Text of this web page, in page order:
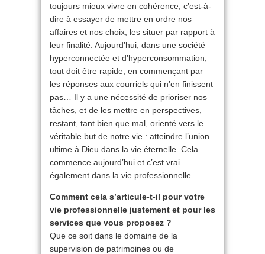
toujours mieux vivre en cohérence, c’est-à-
dire à essayer de mettre en ordre nos
affaires et nos choix, les situer par rapport à
leur finalité. Aujourd’hui, dans une société
hyperconnectée et d’hyperconsommation,
tout doit être rapide, en commençant par
les réponses aux courriels qui n’en finissent
pas… Il y a une nécessité de prioriser nos
tâches, et de les mettre en perspectives,
restant, tant bien que mal, orienté vers le
véritable but de notre vie : atteindre l’union
ultime à Dieu dans la vie éternelle. Cela
commence aujourd’hui et c’est vrai
également dans la vie professionnelle.
Comment cela s’articule-t-il pour votre
vie professionnelle justement et pour les
services que vous proposez ?
Que ce soit dans le domaine de la
supervision de patrimoines ou de